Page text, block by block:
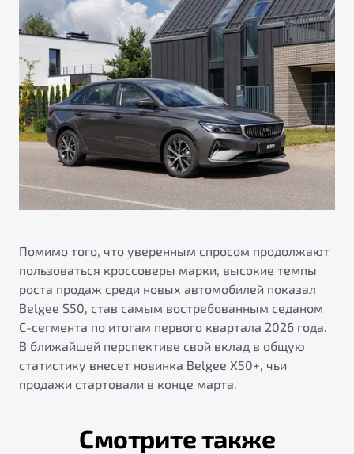
Помимо того, что уверенным спросом продолжают
пользоваться кроссоверы марки, высокие темпы
роста продаж среди новых автомобилей показал
Belgee S50, став самым востребованным седаном
С-сегмента по итогам первого квартала 2026 года.
В ближайшей перспективе свой вклад в общую
статистику внесет новинка Belgee X50+, чьи
продажи стартовали в конце марта.
Смотрите также